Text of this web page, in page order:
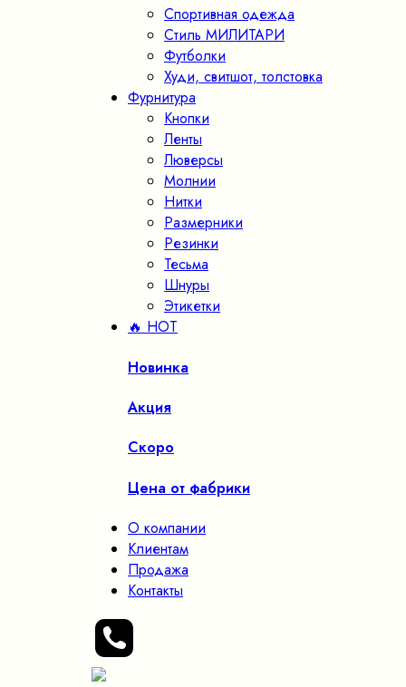
Спортивная одежда
Стиль МИЛИТАРИ
Футболки
Худи, свитшот, толстовка
Фурнитура
Кнопки
Ленты
Люверсы
Молнии
Нитки
Размерники
Резинки
Тесьма
Шнуры
Этикетки
🔥 HOT
Новинка
Акция
Скоро
Цена от фабрики
О компании
Клиентам
Продажа
Контакты